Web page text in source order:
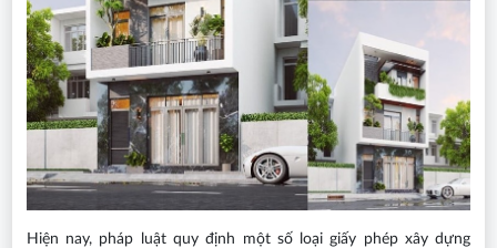
Hiện nay, pháp luật quy định một số loại giấy phép xây dựng